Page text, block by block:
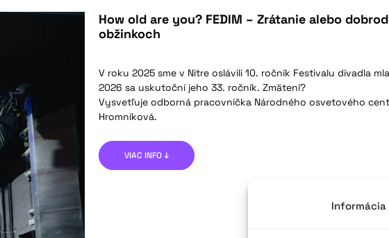
Informácia
How old are you? FEDIM – Zrátanie alebo
obžinkoch
V roku 2025 sme v Nitre oslávili 10. ročník Festivalu divadla
2026 sa uskutoční jeho 33. ročník. Zmätení?
Vysvetľuje odborná pracovníčka Národného osvetového
Hromníková.
VIAC INFO ↓